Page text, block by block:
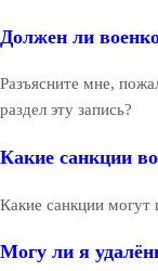
Должен ли
Разъясните мне,
раздел эту запись?
Какие санкции
Какие санкции могут
Могу ли я